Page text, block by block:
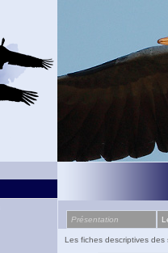
Présentation
Les fiches descriptives des